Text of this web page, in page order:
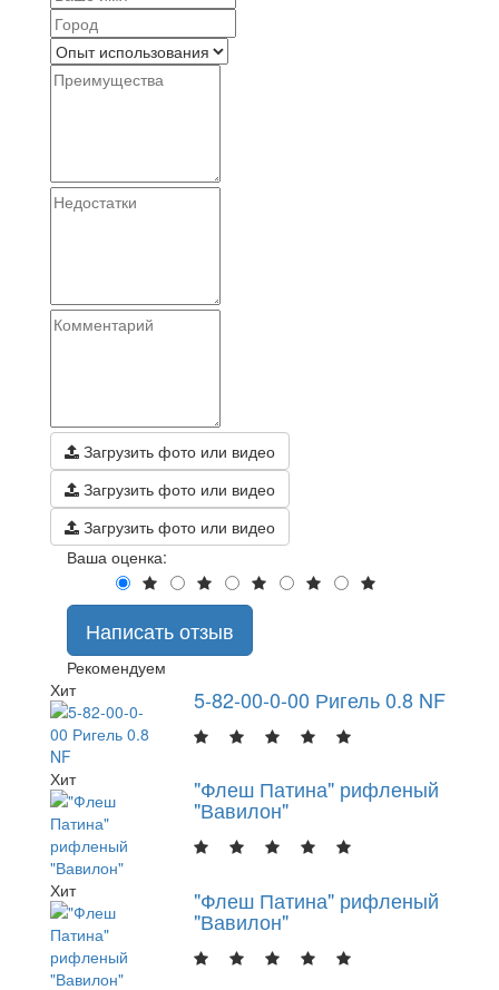
Загрузить фото или видео
Загрузить фото или видео
Загрузить фото или видео
Ваша оценка:
Написать отзыв
Рекомендуем
Хит
5-82-00-0-00 Ригель 0.8 NF
Хит "Флеш Патина" рифленый
"Вавилон"
Хит "Флеш Патина" рифленый
"Вавилон"